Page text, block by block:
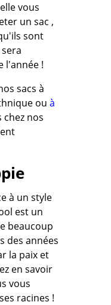
vous
un sac ,
sont
l'année !
sacs à
ou à
nos
à un style
est un
beaucoup
des années
la paix et
en savoir
vous
racines !